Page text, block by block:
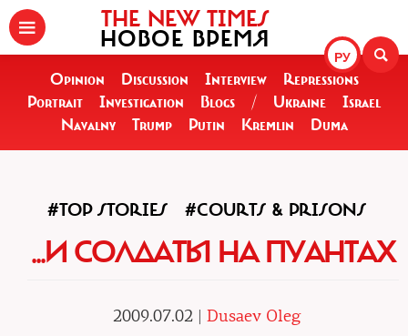
РУ
THE NEW TIMES
НОВОЕ ВРЕМЯ
Opinion Discussion Interview
Repressions
Portrait
Investigation Blogs / Ukraine
Israel
Navalny
Trump Putin Kremlin Duma
#TOP STORIES #COURTS & PRISONS
...И СОЛДАТЫ НА ПУАНТАХ
2009.07.02 | Dusaev Oleg